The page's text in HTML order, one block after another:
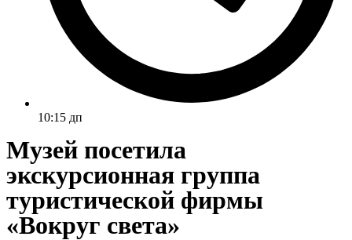
10:15 дп
Музей посетила
экскурсионная группа
туристической фирмы
«Вокруг света»